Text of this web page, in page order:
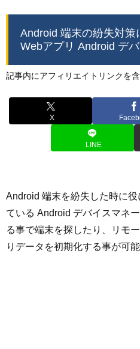
Android 端末の紛失対策
Webアプリ Android デ
記事内にアフィリエイトリンクを
X
LINE
Android 端末を紛失した時に
ている Android デバイスマネ
る事で端末を探したり、リモ
りデータを初期化する事が可能